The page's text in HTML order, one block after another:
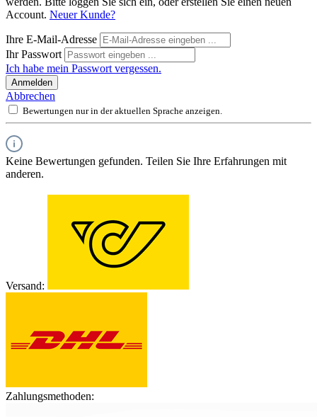
Account. Neuer Kunde?
Ihre E-Mail-Adresse
Ihr Passwort
Ich habe mein Passwort vergessen.
Anmelden
Abbrechen
Bewertungen nur in der aktuellen Sprache anzeigen.
Keine Bewertungen gefunden. Teilen Sie Ihre Erfahrungen mit
anderen.
Versand:
Zahlungsmethoden: